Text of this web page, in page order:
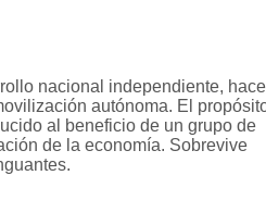
nacional independiente, hace
autónoma. El
al beneficio de un grupo de
de la economía. Sobrevive